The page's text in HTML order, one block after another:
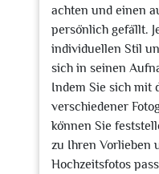
achten und einen
persönlich gefällt.
individuellen Stil
sich in seinen
Indem Sie sich mit
verschiedener
können Sie
zu Ihren Vorlieben
Hochzeitsfotos